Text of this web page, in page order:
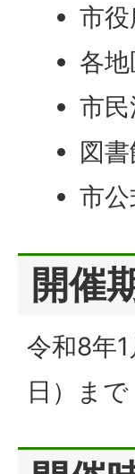
市
各
市
図
市
開催
令和8年
日）まで